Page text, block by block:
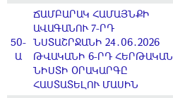
50-
Ա
ՃԱՄԲԱՐԱԿ ՀԱՄԱՅՆՔԻ
ԱՎԱԳԱՆՈՒ 7-ՐԴ
ՆՍՏԱՇՐՋԱՆԻ 24․06․2026
ԹՎԱԿԱՆԻ 6-ՐԴ ՀԵՐԹԱԿԱՆ
ՆԻՍՏԻ ՕՐԱԿԱՐԳԸ
ՀԱՍՏԱՏԵԼՈՒ ՄԱՍԻՆ